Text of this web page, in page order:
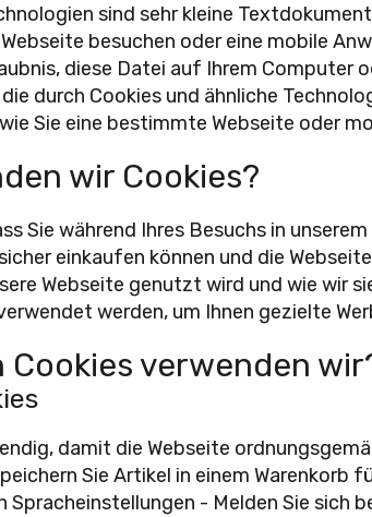
sind sehr kleine
besuchen oder eine mobile
diese Datei auf Ihrem
durch Cookies und ähnliche
Sie eine bestimmte Webseite oder
wir Cookies?
Sie während Ihres Besuchs in
einkaufen können und die
Webseite genutzt wird und wie wir
werden, um Ihnen gezielte
Cookies verwenden
damit die Webseite
Sie Artikel in einem Warenkorb
Spracheinstellungen - Melden Sie sich